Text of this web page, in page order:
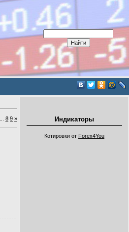
8 9 » Индикаторы
Котировки от Forex4You